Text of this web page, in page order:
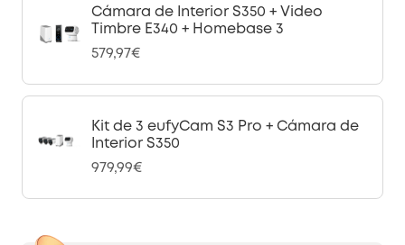
Cámara de Interior S350 + Video
Timbre E340 + Homebase 3
579,97€
Kit de 3 eufyCam S3 Pro + Cámara de
Interior S350
979,99€